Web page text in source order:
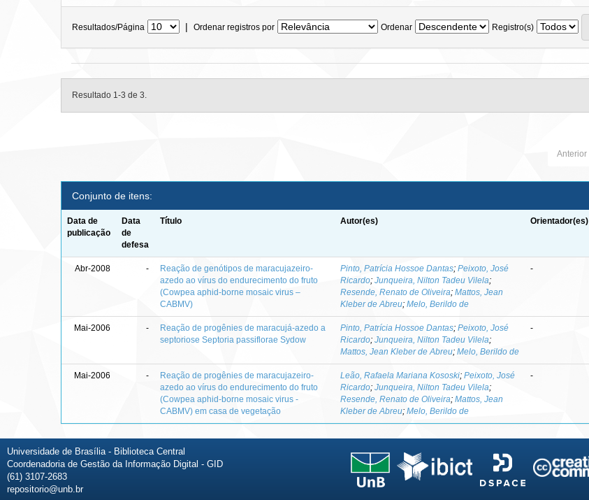
Resultados/Página | Ordenar registros por Ordenar Registro(s)
Resultado 1-3 de 3.
Anterior
Conjunto de itens:
Data de
publicação
Data
de
defesa
Título Autor(es) Orientador(es)
Abr-2008 -
Reação de genótipos de maracujazeiro-
azedo ao vírus do endurecimento do fruto
(Cowpea aphid-borne mosaic virus –
CABMV)
Pinto, Patrícia Hossoe Dantas;Peixoto, José
Ricardo;Junqueira, Nilton Tadeu Vilela;
Resende, Renato de Oliveira;Mattos, Jean
Kleber de Abreu;Melo, Berildo de
-
Mai-2006 -
Reação de progênies de maracujá-azedo a
septoriose Septoria passiflorae Sydow
Pinto, Patrícia Hossoe Dantas;Peixoto, José
Ricardo;Junqueira, Nilton Tadeu Vilela;
Mattos, Jean Kleber de Abreu;Melo, Berildo de
-
Mai-2006 -
Reação de progênies de maracujazeiro-
azedo ao vírus do endurecimento do fruto
(Cowpea aphid-borne mosaic virus -
CABMV) em casa de vegetação
Leão, Rafaela Mariana Kososki;Peixoto, José
Ricardo;Junqueira, Nilton Tadeu Vilela;
Resende, Renato de Oliveira;Mattos, Jean
Kleber de Abreu;Melo, Berildo de
-
Universidade de Brasília - Biblioteca Central
Coordenadoria de Gestão da Informação Digital - GID
(61) 3107-2683
repositorio@unb.br